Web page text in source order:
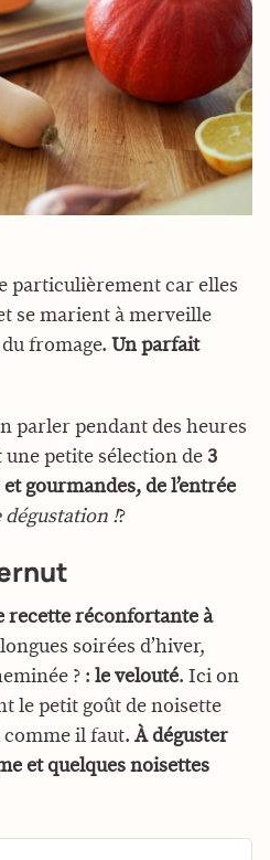
particulièrement car elles
se marient à merveille
fromage. Un parfait
parler pendant des heures
une petite sélection de 3
gourmandes, de l’entrée
dégustation !?
recette réconfortante à
soirées d’hiver,
? : le velouté. Ici on
le petit goût de noisette
comme il faut. À déguster
et quelques noisettes